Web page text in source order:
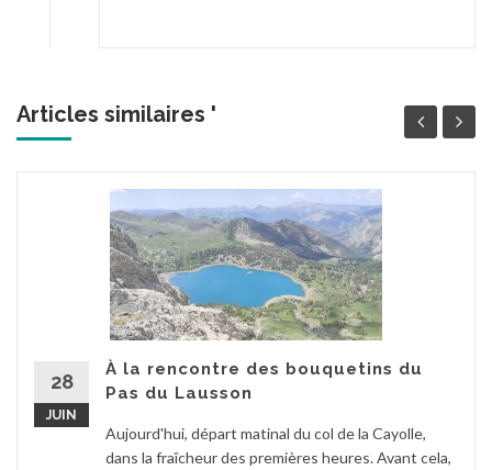
Articles similaires '
28
JUIN
À la rencontre des bouquetins du
Pas du Lausson
Aujourd'hui, départ matinal du col de la Cayolle,
dans la fraîcheur des premières heures. Avant cela,